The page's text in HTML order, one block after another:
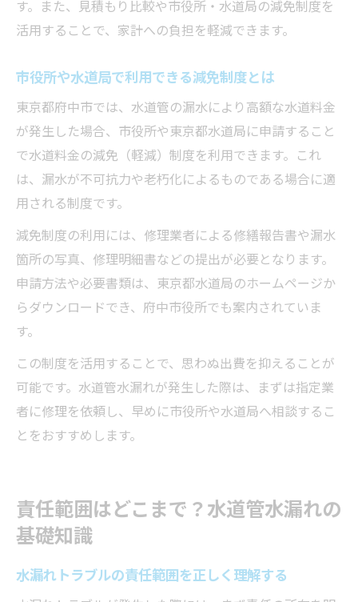
す。また、見積もり比較や市役所・水道局の減免制度を
活用することで、家計への負担を軽減できます。
市役所や水道局で利用できる減免制度とは
東京都府中市では、水道管の漏水により高額な水道料金
が発生した場合、市役所や東京都水道局に申請すること
で水道料金の減免（軽減）制度を利用できます。これ
は、漏水が不可抗力や老朽化によるものである場合に適
用される制度です。
減免制度の利用には、修理業者による修繕報告書や漏水
箇所の写真、修理明細書などの提出が必要となります。
申請方法や必要書類は、東京都水道局のホームページか
らダウンロードでき、府中市役所でも案内されていま
す。
この制度を活用することで、思わぬ出費を抑えることが
可能です。水道管水漏れが発生した際は、まずは指定業
者に修理を依頼し、早めに市役所や水道局へ相談するこ
とをおすすめします。
責任範囲はどこまで？水道管水漏れの
基礎知識
水漏れトラブルの責任範囲を正しく理解する